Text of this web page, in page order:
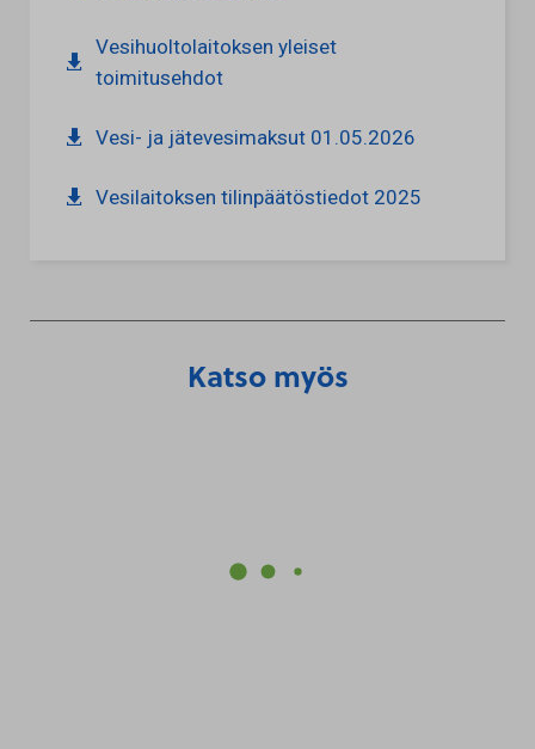
Vesihuoltolaitoksen yleiset
toimitusehdot
Vesi- ja jätevesimaksut 01.05.2026
Vesilaitoksen tilinpäätöstiedot 2025
Katso myös